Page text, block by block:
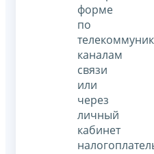
форме
по
каналам
связи
или
через
личный
кабинет